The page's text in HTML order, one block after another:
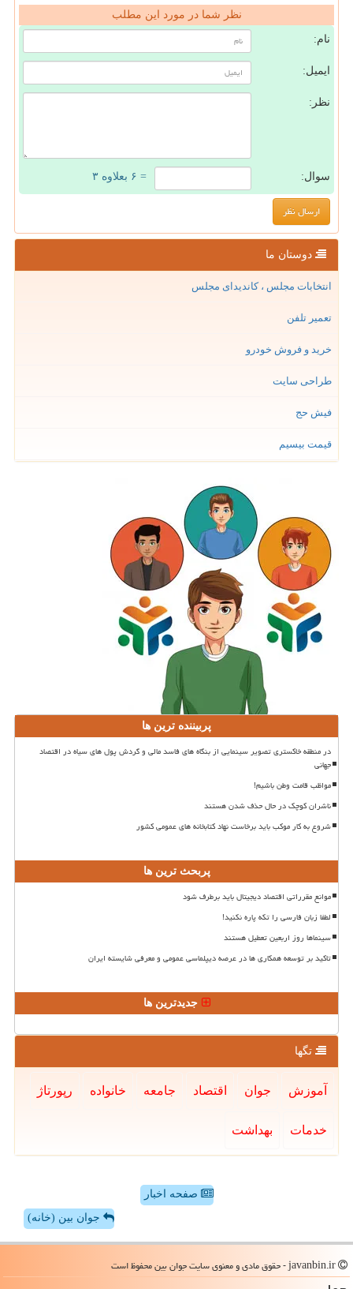
نظر شما در مورد این مطلب
نام:
ایمیل:
نظر:
سوال: = ۶ بعلاوه ۳
دوستان ما
انتخابات مجلس ، کاندیدای مجلس
تعمیر تلفن
خرید و فروش خودرو
طراحی سایت
فیش حج
قیمت بیسیم
پربیننده ترین ها
در منطقه خاکستری تصویر سینمایی از بنگاه های فاسد مالی و گردش پول های سیاه در اقتصاد
جهانی
مواظب قامت وطن باشیم!
ناشران کوچک در حال حذف شدن هستند
شروع به کار موکب باید برخاست نهاد کتابخانه های عمومی کشور
پربحث ترین ها
موانع مقرراتی اقتصاد دیجیتال باید برطرف شود
لطفا زبان فارسی را تکه پاره نکنید!
سینماها روز اربعین تعطیل هستند
تاکید بر توسعه همکاری ها در عرصه دیپلماسی عمومی و معرفی شایسته ایران
جدیدترین ها
تگها
آموزش جوان اقتصاد جامعه خانواده رپورتاژ
خدمات بهداشت
صفحه اخبار
جوان بین (خانه)